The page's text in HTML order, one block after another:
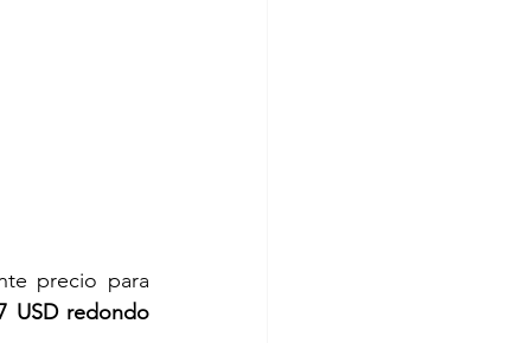
precio para
USD redondo